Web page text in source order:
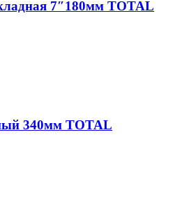
7″180мм TOTAL
340мм TOTAL